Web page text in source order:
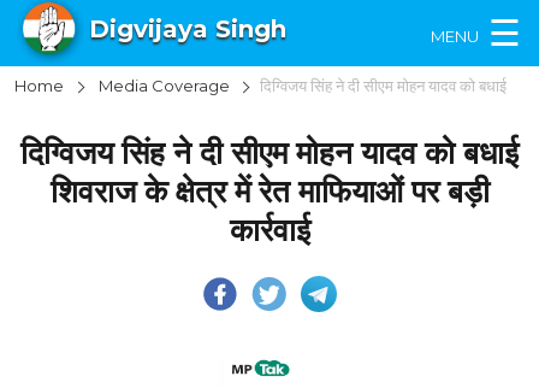
Digvijaya Singh MENU ☰
×
Home Media Coverage दिग्विजय सिंह ने दी सीएम मोहन यादव को बधाई शिवराज के क्षेत्र में रेत माफियाओं पर बड़ी कार्रवाई
दिग्विजय सिंह ने दी सीएम मोहन यादव को बधाई
शिवराज के क्षेत्र में रेत माफियाओं पर बड़ी
कार्रवाई